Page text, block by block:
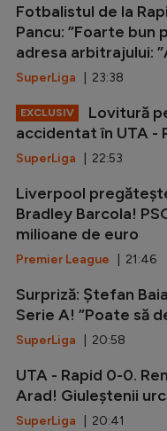
Fotbalistul de la
Pancu: ”Foarte bun
adresa arbitrajului:
SuperLiga | 23:38
EXCLUSIV
Lovitură
accidentat în UTA -
SuperLiga | 22:53
Liverpool
Bradley Barcola!
milioane de euro
Premier League | 21:46
Surpriză: Ștefan
Serie A! ”Poate să
SuperLiga | 20:58
UTA - Rapid 0-0.
Arad! Giuleștenii
SuperLiga | 20:41